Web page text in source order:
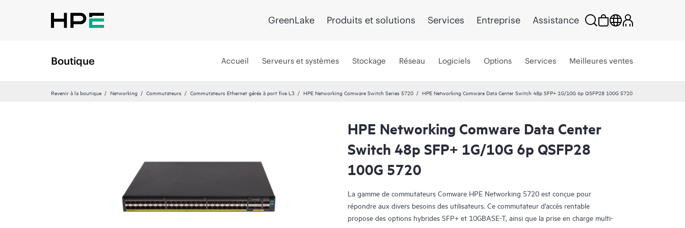
GreenLake Produits et solutions Services Entreprise Assistance
Boutique Accueil Serveurs et systèmes Stockage Réseau Logiciels Options Services Meilleures ventes
Revenir à la boutique Networking Commutateurs Commutateurs Ethernet gérés à port fixe L3 HPE Networking Comware Switch Series 5720 HPE Networking Comware Data Center Switch 48p SFP+ 1G/10G 6p QSFP28 100G 5720
HPE Networking Comware Data Center
Switch 48p SFP+ 1G/10G 6p QSFP28
100G 5720
La gamme de commutateurs Comware HPE Networking 5720 est conçue pour
répondre aux divers besoins des utilisateurs. Ce commutateur d’accès rentable
propose des options hybrides SFP+ et 10GBASE-T, ainsi que la prise en charge multi-